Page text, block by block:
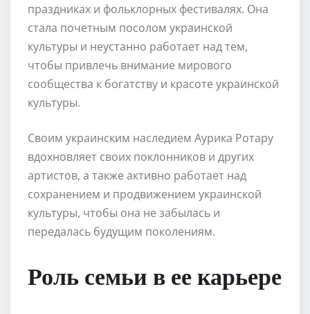
праздниках и фольклорных фестивалях. Она
стала почетным посолом украинской
культуры и неустанно работает над тем,
чтобы привлечь внимание мирового
сообщества к богатству и красоте украинской
культуры.
Своим украинским наследием Аурика Ротару
вдохновляет своих поклонников и других
артистов, а также активно работает над
сохранением и продвижением украинской
культуры, чтобы она не забылась и
передалась будущим поколениям.
Роль семьи в ее карьере